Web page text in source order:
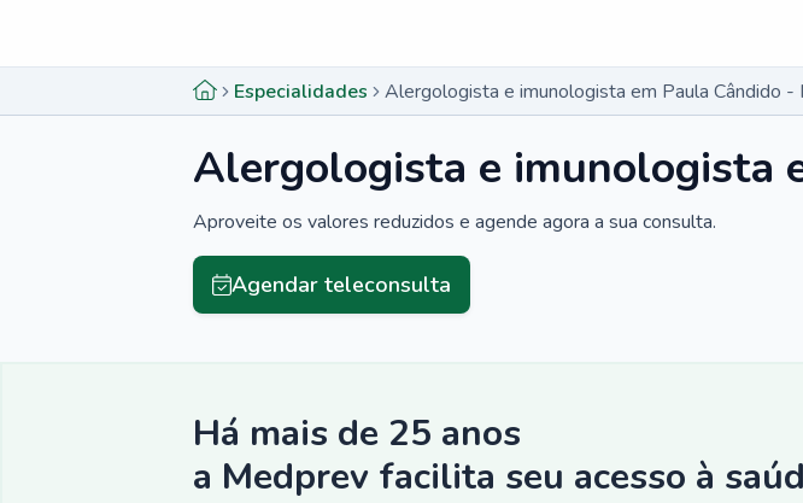
Especialidades Alergologista e imunologista em Paula Cândido -
Alergologista e imunologista
Aproveite os valores reduzidos e agende agora a sua consulta.
Agendar teleconsulta
Há mais de 25 anos
a Medprev facilita seu acesso à